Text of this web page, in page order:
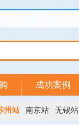
成功案例
州站 南京站 无锡站